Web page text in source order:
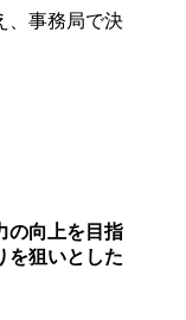
、事務局で決
の向上を目指
を狙いとした